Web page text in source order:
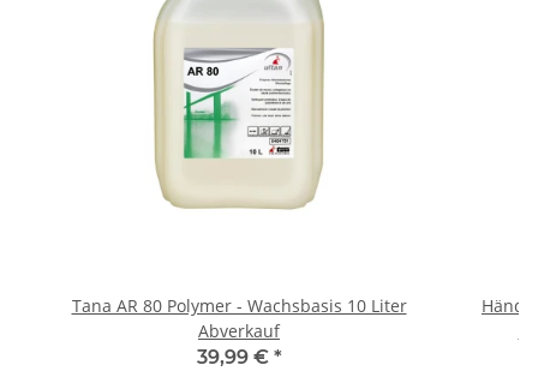
Tana AR 80 Polymer - Wachsbasis 10 Liter
Abverkauf
39,99 € *